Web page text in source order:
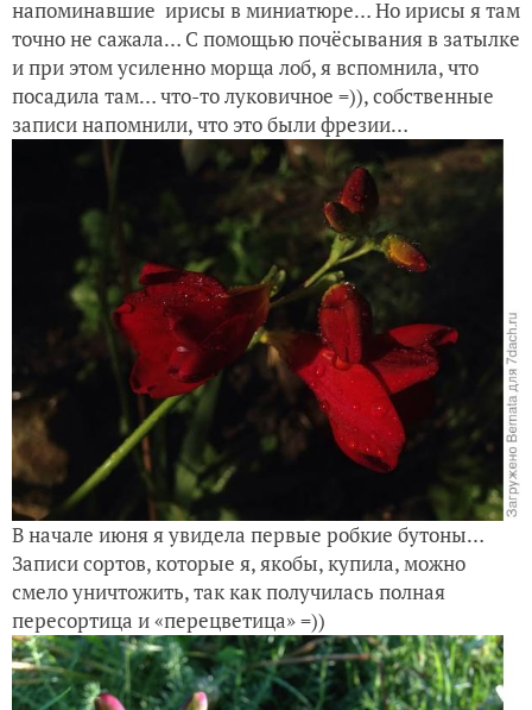
напоминавшие ирисы в миниатюре… Но ирисы я там
точно не сажала… С помощью почёсывания в затылке
и при этом усиленно морща лоб, я вспомнила, что
посадила там… что-то луковичное =)), собственные
записи напомнили, что это были фрезии…
В начале июня я увидела первые робкие бутоны…
Записи сортов, которые я, якобы, купила, можно
смело уничтожить, так как получилась полная
пересортица и «перецветица» =))